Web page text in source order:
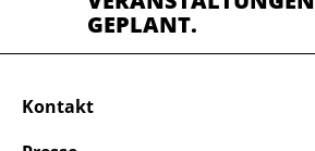
GEPLANT.
Kontakt